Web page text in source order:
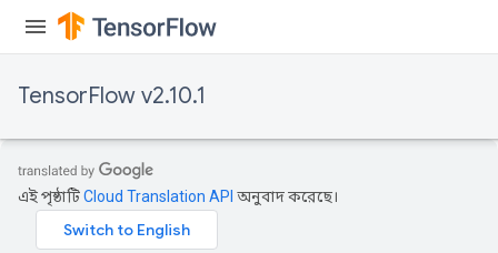
TensorFlow v2.10.1
এই পৃষ্ঠাটিCloud Translation API অনুবাদ করেছে।